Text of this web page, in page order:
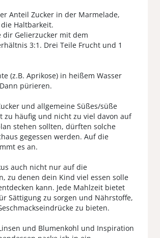
Anteil Zucker in der Marmelade,
Haltbarkeit.
dir Gelierzucker mit dem
3:1. Drei Teile Frucht und 1
(z.B. Aprikose) in heißem Wasser
pürieren.
und allgemeine Süßes/süße
zu häufig und nicht zu viel davon auf
stehen sollten, dürften solche
gegessen werden. Auf die
es an.
auch nicht nur auf die
zu denen dein Kind viel essen solle
kann. Jede Mahlzeit bietet
Sättigung zu sorgen und Nährstoffe,
zu bieten.
und Blumenkohl und Inspiration